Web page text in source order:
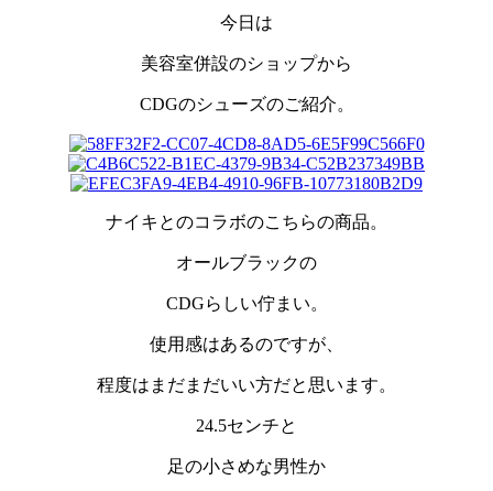
今日は
美容室併設のショップから
CDGのシューズのご紹介。
ナイキとのコラボのこちらの商品。
オールブラックの
CDGらしい佇まい。
使用感はあるのですが、
程度はまだまだいい方だと思います。
24.5センチと
足の小さめな男性か